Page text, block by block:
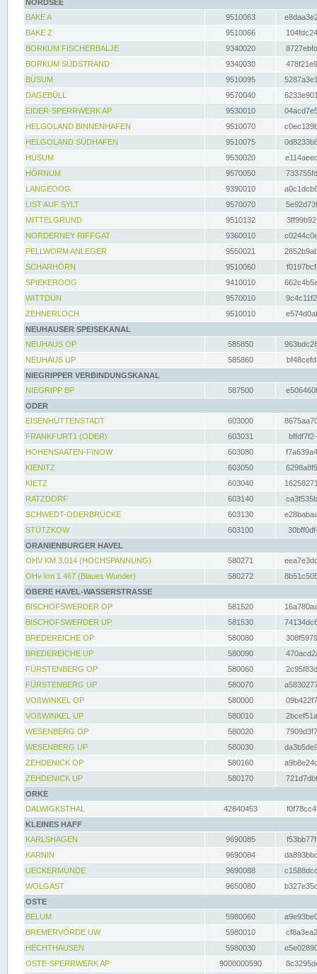
NORDSEE
BAKE A
9510063
BAKE Z
9510066
BORKUM FISCHERBALJE
9340020
BORKUM SÜDSTRAND
9340030
BÜSUM
9510095
DAGEBÜLL
9570040
EIDER-SPERRWERK AP
9530010
HELGOLAND BINNENHAFEN
9510070
HELGOLAND SÜDHAFEN
9510075
HUSUM
9530020
HÖRNUM
9570050
LANGEOOG
9390010
LIST AUF SYLT
9570070
MITTELGRUND
9510132
NORDERNEY RIFFGAT
9360010
PELLWORM ANLEGER
9550021
SCHARHÖRN
9510060
SPIEKEROOG
9410010
WITTDÜN
9570010
ZEHNERLOCH
9510010
NEUHAUSER SPEISEKANAL
NEUHAUS OP
585850
NEUHAUS UP
585860
NIEGRIPPER VERBINDUNGSKANAL
NIEGRIPP BP
587500
ODER
EISENHÜTTENSTADT
603000
FRANKFURT1 (ODER)
603031
HOHENSAATEN-FINOW
603080
KIENITZ
603050
KIETZ
603040
RATZDORF
603140
SCHWEDT-ODERBRÜCKE
603130
STÜTZKOW
603100
ORANIENBURGER HAVEL
OHV KM 3.014 (HOCHSPANNUNG)
580271
OHv km 1.467 (Blaues Wunder)
580272
OBERE HAVEL-WASSERSTRASSE
BISCHOFSWERDER OP
581520
BISCHOFSWERDER UP
581530
BREDEREICHE OP
580080
BREDEREICHE UP
580090
FÜRSTENBERG OP
580060
FÜRSTENBERG UP
580070
VOßWINKEL OP
580000
VOßWINKEL UP
580010
WESENBERG OP
580020
WESENBERG UP
580030
ZEHDENICK OP
580160
ZEHDENICK UP
580170
ORKE
DALWIGKSTHAL
42840453
KLEINES HAFF
KARLSHAGEN
9690085
KARNIN
9690084
UECKERMÜNDE
9690088
WOLGAST
9650080
OSTE
BELUM
5980060
BREMERVÖRDE UW
5980010
HECHTHAUSEN
5980030
OSTE-SPERRWERK AP
9000000590